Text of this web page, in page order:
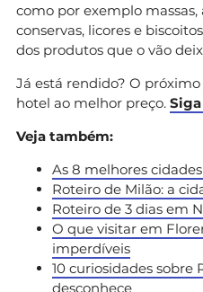
como por exemplo
conservas, licores e
dos produtos que o vão
Já está rendido? O
hotel ao melhor preço.
Veja também:
As 8 melhores
Roteiro de Milão: a
Roteiro de 3 dias em
O que visitar em
imperdíveis
10 curiosidades
desconhece